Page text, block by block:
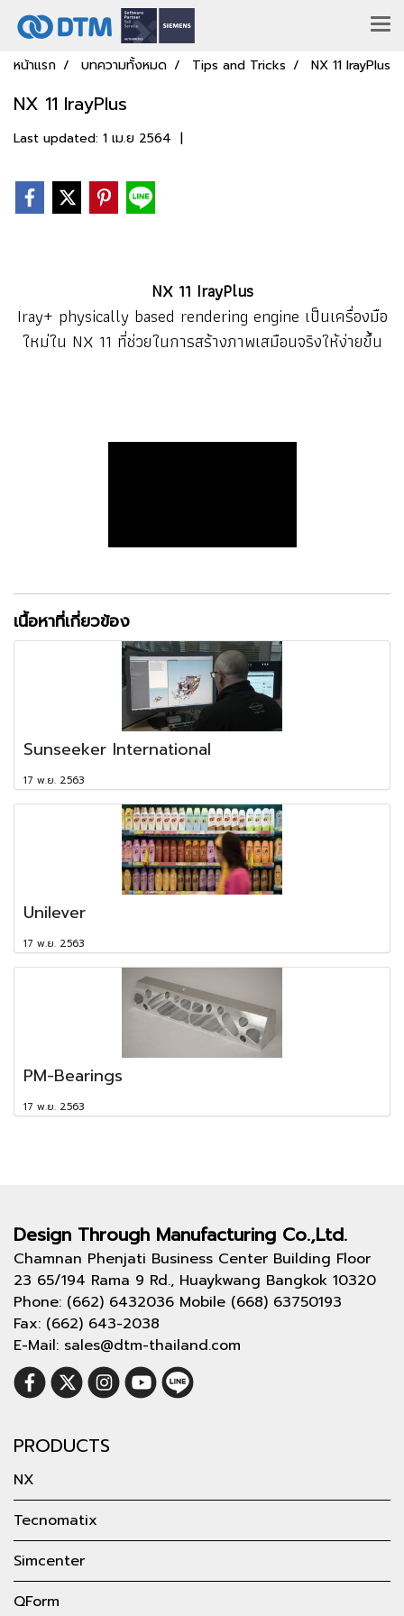
หน้าแรก บทความทั้งหมด Tips and Tricks NX 11 IrayPlus
NX 11 IrayPlus
Last updated: 1 เม.ย 2564 |
NX 11 IrayPlus
Iray+ physically based rendering engine เป็นเครื่องมือ
ใหม่ใน NX 11 ที่ช่วยในการสร้างภาพเสมือนจริงให้ง่ายขึ้น
เนื้อหาที่เกี่ยวข้อง
Sunseeker International
17 พ.ย. 2563
Unilever
17 พ.ย. 2563
PM-Bearings
17 พ.ย. 2563
Design Through Manufacturing Co.,Ltd.
Chamnan Phenjati Business Center Building Floor
23 65/194 Rama 9 Rd., Huaykwang Bangkok 10320
Phone: (662) 6432036 Mobile (668) 63750193
Fax: (662) 643-2038
E-Mail: sales@dtm-thailand.com
PRODUCTS
NX
Tecnomatix
Simcenter
QForm